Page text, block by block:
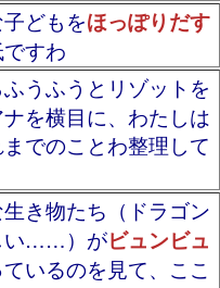
どもをほっぽりだす
すわ
うふうとリゾットを
を横目に、わたしは
でのことわ整理して
生き物たち（ドラゴン
い……）がビュンビュ
いるのを見て、ここ